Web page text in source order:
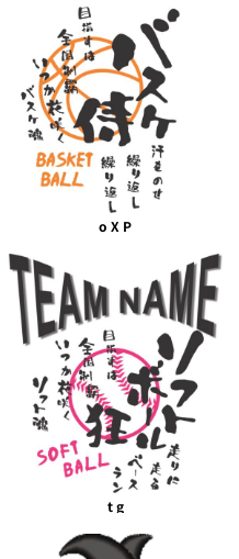
o X P
t g